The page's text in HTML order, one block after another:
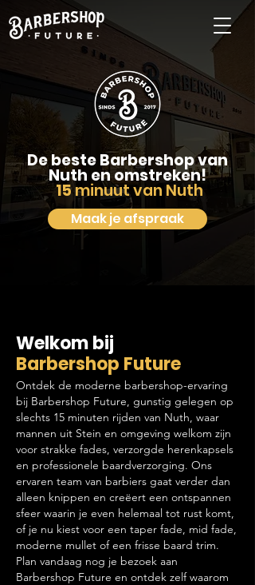
Maak je afspraak
De beste Barbershop van
Nuth en omstreken!
15minuut van Nuth
Welkom bij
Barbershop Future
Ontdek de moderne barbershop-ervaring
bij Barbershop Future, gunstig gelegen op
slechts 15 minuten rijden van Nuth, waar
mannen uit Stein en omgeving welkom zijn
voor strakke fades, verzorgde herenkapsels
en professionele baardverzorging. Ons
ervaren team van barbiers gaat verder dan
alleen knippen en creëert een ontspannen
sfeer waarin je even helemaal tot rust komt,
of je nu kiest voor een taper fade, mid fade,
moderne mullet of een frisse baard trim.
Plan vandaag nog je bezoek aan
Barbershop Future en ontdek zelf waarom